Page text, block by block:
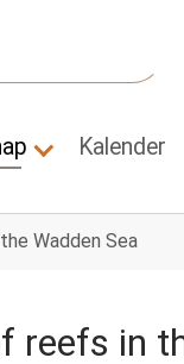
Submenu for
Kalender
Wadden Sea
reefs in